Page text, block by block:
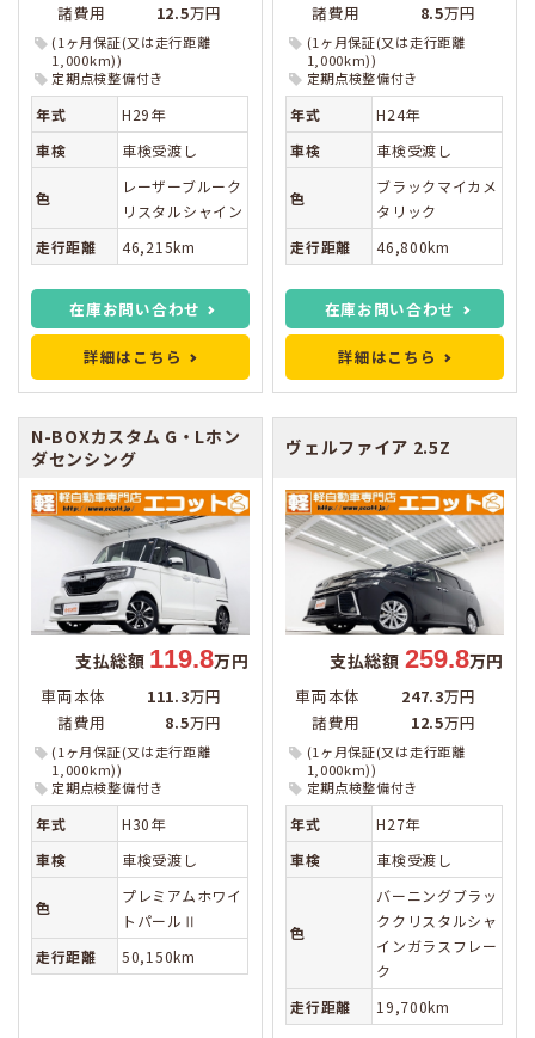
諸費用
12.5万円
(1ヶ月保証(又は走行距離
1,000km))
定期点検整備付き
年式
H29年
車検
車検受渡し
色
レーザーブルーク
リスタルシャイン
走行距離
46,215km
在庫お問い合わせ
詳細はこちら
諸費用
8.5万円
(1ヶ月保証(又は走行距離
1,000km))
定期点検整備付き
年式
H24年
車検
車検受渡し
色
ブラックマイカメ
タリック
走行距離
46,800km
在庫お問い合わせ
詳細はこちら
N-BOXカスタム G・Lホン
ダセンシング
支払総額 119.8万円
車両本体 111.3万円
諸費用
8.5万円
(1ヶ月保証(又は走行距離
1,000km))
定期点検整備付き
年式
H30年
車検
車検受渡し
色
プレミアムホワイ
トパールⅡ
走行距離
50,150km
ヴェルファイア 2.5Z
支払総額 259.8万円
車両本体 247.3万円
諸費用
12.5万円
(1ヶ月保証(又は走行距離
1,000km))
定期点検整備付き
年式
H27年
車検
車検受渡し
色
バーニングブラッ
ククリスタルシャ
インガラスフレー
ク
走行距離
19,700km